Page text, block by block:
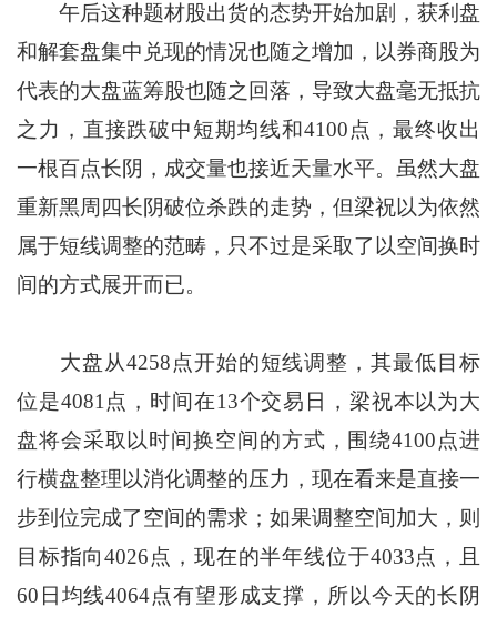
午后这种题材股出货的态势开始加剧，获利盘
和解套盘集中兑现的情况也随之增加，以券商股为
代表的大盘蓝筹股也随之回落，导致大盘毫无抵抗
之力，直接跌破中短期均线和4100点，最终收出
一根百点长阴，成交量也接近天量水平。虽然大盘
重新黑周四长阴破位杀跌的走势，但梁祝以为依然
属于短线调整的范畴，只不过是采取了以空间换时
间的方式展开而已。
大盘从4258点开始的短线调整，其最低目标
位是4081点，时间在13个交易日，梁祝本以为大
盘将会采取以时间换空间的方式，围绕4100点进
行横盘整理以消化调整的压力，现在看来是直接一
步到位完成了空间的需求；如果调整空间加大，则
目标指向4026点，现在的半年线位于4033点，且
60日均线4064点有望形成支撑，所以今天的长阴